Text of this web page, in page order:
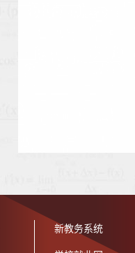
新教务系统